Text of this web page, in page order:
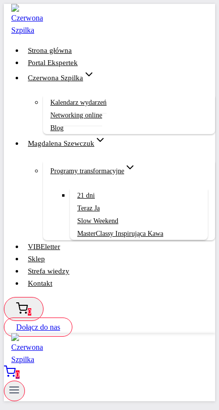
Przejdź
treści
Strona główna
Portal Ekspertek
Czerwona Szpilka
Kalendarz wydarzeń
Networking online
Blog
Magdalena Szewczuk
Programy transformacyjne
21 dni
Teraz Ja
Slow Weekend
MasterClassy Inspirująca Kawa
VIBEletter
Sklep
Strefa wiedzy
Kontakt
0
Dołącz do nas
0